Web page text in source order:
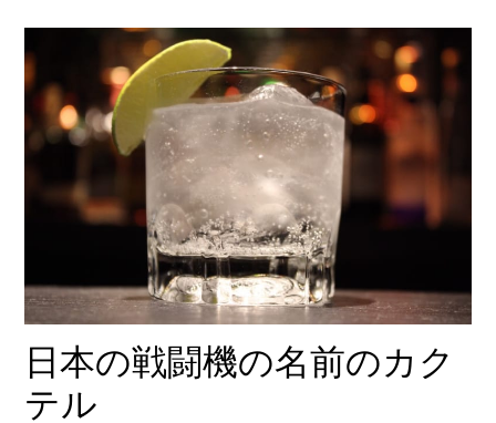
日本の戦闘機の名前のカク
テル